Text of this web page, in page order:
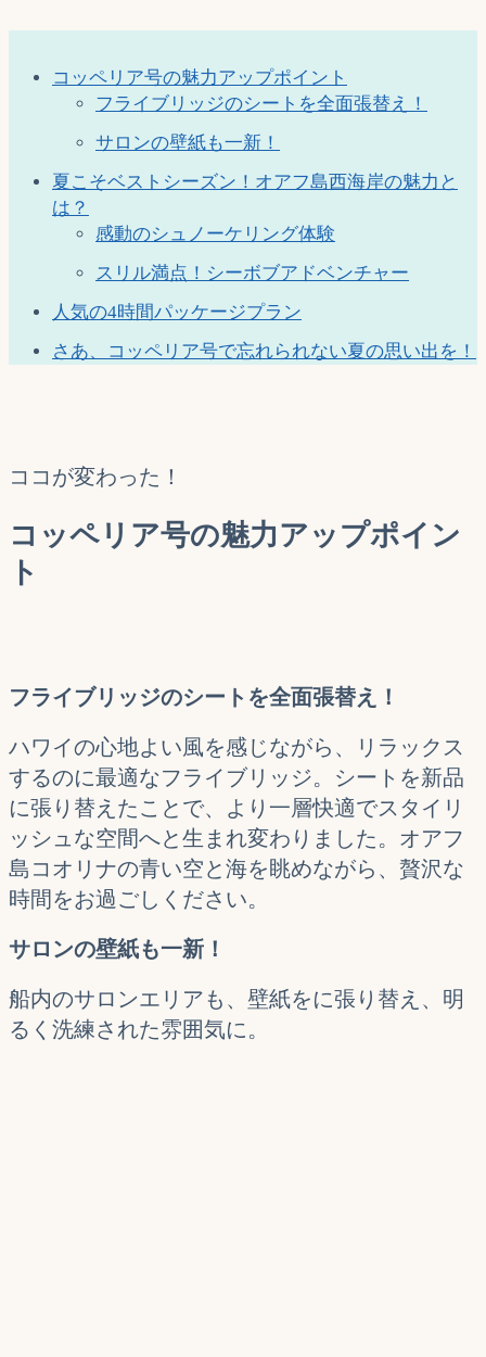
コッペリア号の魅力アップポイント
フライブリッジのシートを全面張替え！
サロンの壁紙も一新！
夏こそベストシーズン！オアフ島西海岸の魅力と
は？
感動のシュノーケリング体験
スリル満点！シーボブアドベンチャー
人気の4時間パッケージプラン
さあ、コッペリア号で忘れられない夏の思い出を！
ココが変わった！
コッペリア号の魅力アップポイン
ト
フライブリッジのシートを全面張替え！
ハワイの心地よい風を感じながら、リラックス
するのに最適なフライブリッジ。シートを新品
に張り替えたことで、より一層快適でスタイリ
ッシュな空間へと生まれ変わりました。オアフ
島コオリナの青い空と海を眺めながら、贅沢な
時間をお過ごしください。
サロンの壁紙も一新！
船内のサロンエリアも、壁紙をに張り替え、明
るく洗練された雰囲気に。